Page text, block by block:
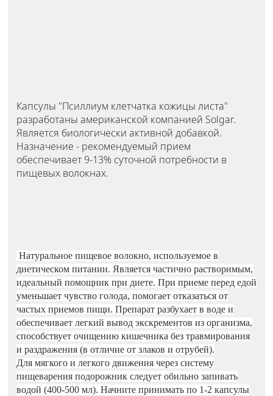
Капсулы "Псиллиум клетчатка кожицы листа"
разработаны американской компанией Solgar.
Является биологически активной добавкой.
Назначение - рекомендуемый прием
обеспечивает 9-13% суточной потребности в
пищевых волокнах.
Натуральное пищевое волокно, используемое в
диетическом питании. Является частично растворимым,
идеальный помощник при диете. При приеме перед едой
уменьшает чувство голода, помогает отказаться от
частых приемов пищи. Препарат разбухает в воде и
обеспечивает легкий вывод экскрементов из организма,
способствует очищению кишечника без травмирования
и раздражения (в отличие от злаков и отрубей).
Для мягкого и легкого движения через систему
пищеварения подорожник следует обильно запивать
водой (400-500 мл). Начните принимать по 1-2 капсулы